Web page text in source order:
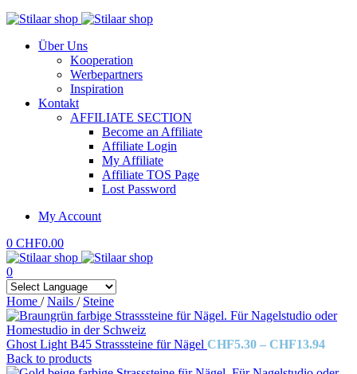
Über Uns
Kooperation
Werbepartners
Inspiration
Kontakt
AFFILIATE SECTION
Become an Affiliate
Affiliate Login
My Affiliate
Affiliate TOS Page
Lost Password
My Account
0 CHF0.00
0
Home / Nails / Steine
Ghost Light B45 Strasssteine für Nägel CHF5.30 – CHF13.94Price
Back to products